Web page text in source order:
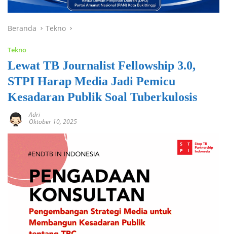
Beranda Tekno
Tekno
Lewat TB Journalist Fellowship 3.0,
STPI Harap Media Jadi Pemicu
Kesadaran Publik Soal Tuberkulosis
Adri
Oktober 10, 2025